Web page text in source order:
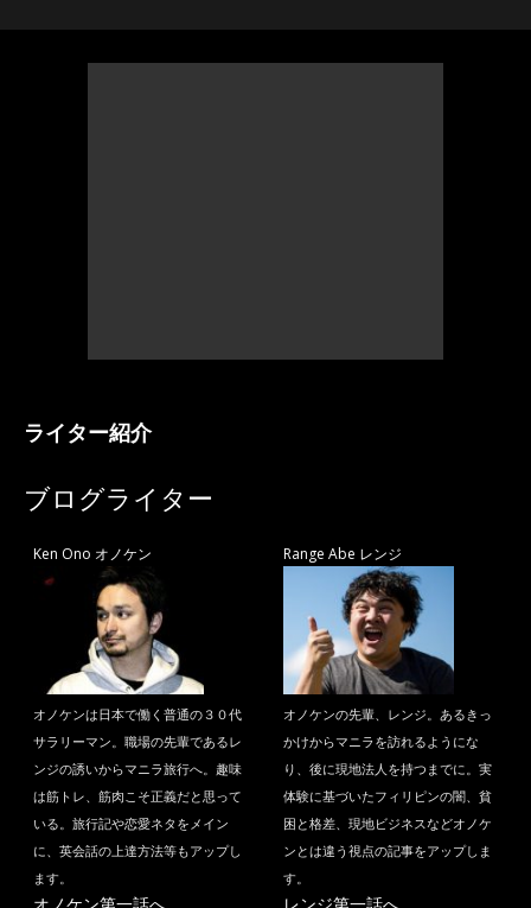
ライター紹介
ブログライター
Ken Ono オノケン
オノケンは日本で働く普通の３０代
サラリーマン。職場の先輩であるレ
ンジの誘いからマニラ旅行へ。趣味
は筋トレ、筋肉こそ正義だと思って
いる。旅行記や恋愛ネタをメイン
に、英会話の上達方法等もアップし
ます。
Range Abe レンジ
オノケンの先輩、レンジ。あるきっ
かけからマニラを訪れるようにな
り、後に現地法人を持つまでに。実
体験に基づいたフィリピンの闇、貧
困と格差、現地ビジネスなどオノケ
ンとは違う視点の記事をアップしま
す。